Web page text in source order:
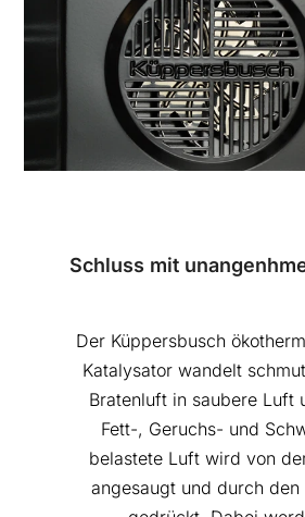
Schluss mit
Der Küppersbusch
Katalysator wandelt
Bratenluft in saubere Luft
Fett-, Geruchs- und
belastete Luft wird von
angesaugt und durch den